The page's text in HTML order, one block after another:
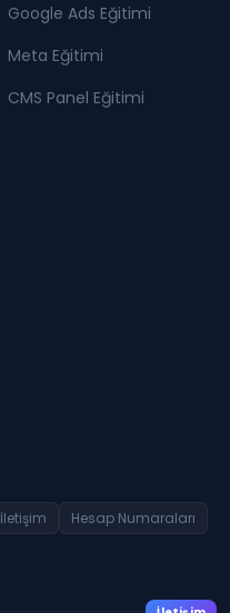
Google Ads Eğitimi
Meta Eğitimi
CMS Panel Eğitimi
İletişim
Hesap Numaraları